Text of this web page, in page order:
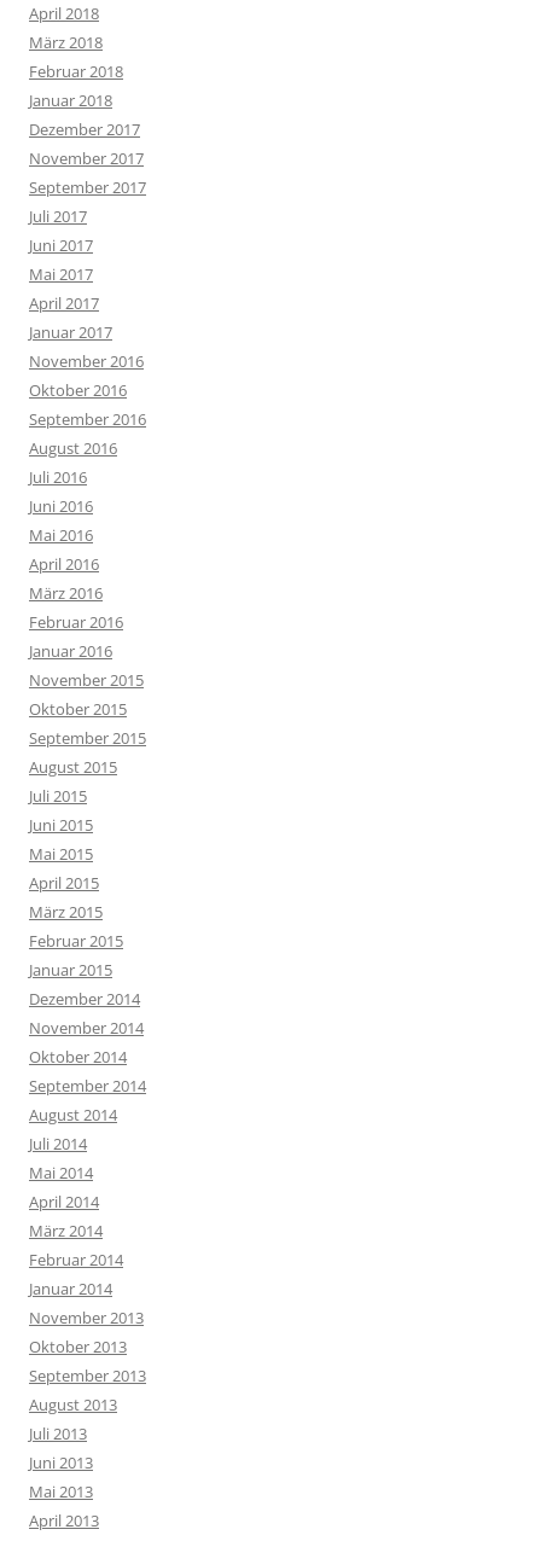
April 2018
März 2018
Februar 2018
Januar 2018
Dezember 2017
November 2017
September 2017
Juli 2017
Juni 2017
Mai 2017
April 2017
Januar 2017
November 2016
Oktober 2016
September 2016
August 2016
Juli 2016
Juni 2016
Mai 2016
April 2016
März 2016
Februar 2016
Januar 2016
November 2015
Oktober 2015
September 2015
August 2015
Juli 2015
Juni 2015
Mai 2015
April 2015
März 2015
Februar 2015
Januar 2015
Dezember 2014
November 2014
Oktober 2014
September 2014
August 2014
Juli 2014
Mai 2014
April 2014
März 2014
Februar 2014
Januar 2014
November 2013
Oktober 2013
September 2013
August 2013
Juli 2013
Juni 2013
Mai 2013
April 2013